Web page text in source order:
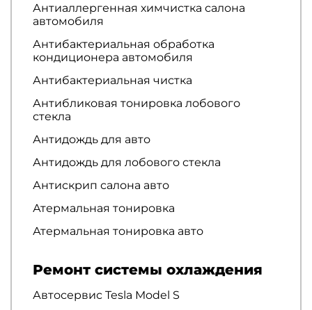
Антиаллергенная химчистка салона
автомобиля
Антибактериальная обработка
кондиционера автомобиля
Антибактериальная чистка
Антибликовая тонировка лобового
стекла
Антидождь для авто
Антидождь для лобового стекла
Антискрип салона авто
Атермальная тонировка
Атермальная тонировка авто
Ремонт системы охлаждения
Автосервис Tesla Model S